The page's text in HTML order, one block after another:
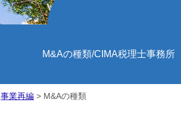
M&Aの種類/CIMA税理士事務所
事業再編 > M&Aの種類